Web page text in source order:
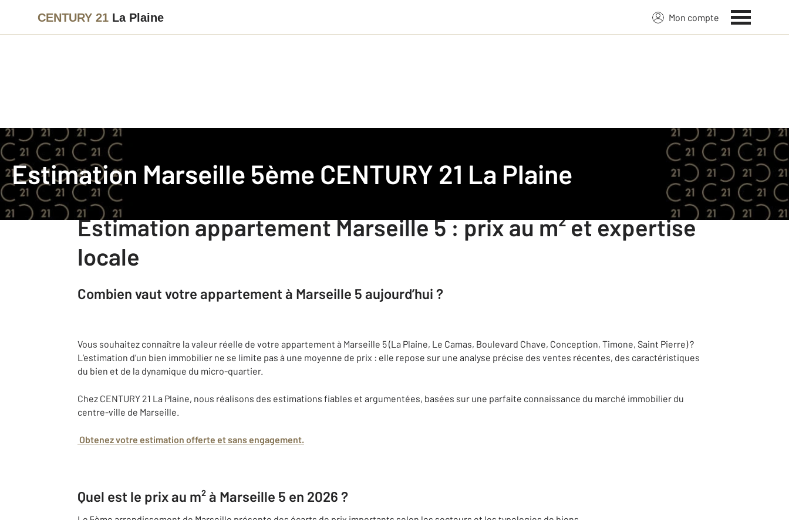
CENTURY 21 La Plaine Mon compte
Estimation Marseille 5ème CENTURY 21 La Plaine
Agence immobilière
Line LAPLANE, Gérante
Estimation appartement Marseille 5 : prix au m² et expertise
locale
Combien vaut votre appartement à Marseille 5 aujourd’hui ?
Vous souhaitez connaître la valeur réelle de votre appartement à Marseille 5 (La Plaine, Le Camas, Boulevard Chave, Conception, Timone, Saint Pierre) ?
L’estimation d’un bien immobilier ne se limite pas à une moyenne de prix : elle repose sur une analyse précise des ventes récentes, des caractéristiques
du bien et de la dynamique du micro-quartier.
Chez CENTURY 21 La Plaine, nous réalisons des estimations fiables et argumentées, basées sur une parfaite connaissance du marché immobilier du
centre-ville de Marseille.
Obtenez votre estimation offerte et sans engagement.
Quel est le prix au m² à Marseille 5 en 2026 ?